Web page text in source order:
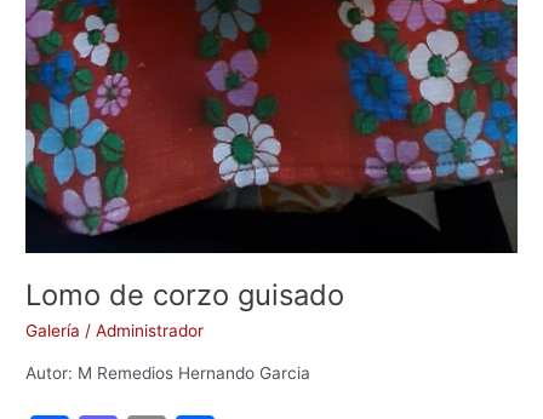
Lomo de corzo guisado
Galería /Administrador
Autor: M Remedios Hernando Garcia